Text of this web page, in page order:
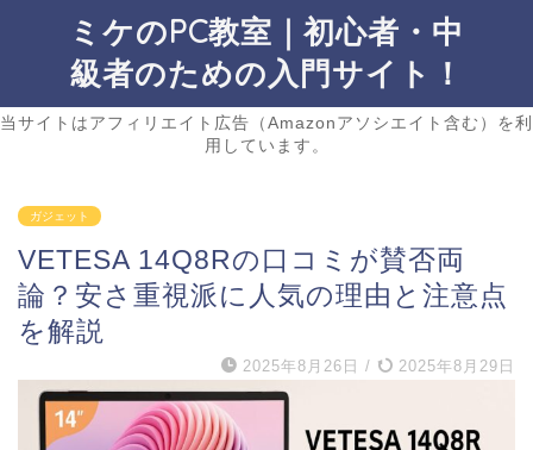
ミケのPC教室｜初心者・中
級者のための入門サイト！
当サイトはアフィリエイト広告（Amazonアソシエイト含む）を利
用しています。
ガジェット
VETESA 14Q8Rの口コミが賛否両
論？安さ重視派に人気の理由と注意点
を解説
2025年8月26日 / 2025年8月29日